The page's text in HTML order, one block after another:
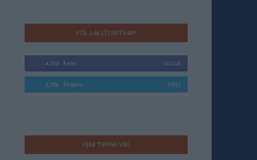
FÖLJ ALLTOMTRAV!
4,723 Fans GILLA
2,726 Följare FÖLJ
FEM TIPPAR V85